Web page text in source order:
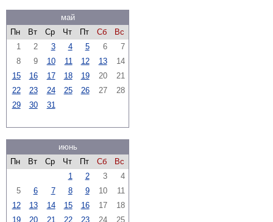
май
Пн
Вт Ср Чт Пт Сб
Вс
1
2 3 4 5 6
7
8
9 10 11 12 13
14
15
16 17 18 19 20
21
22
23 24 25 26 27
28
29
30 31
июнь
Пн
Вт Ср Чт Пт Сб
Вс
1
2 3
4
5
6 7 8 9 10
11
12
13 14 15 16 17
18
19
20 21 22 23 24
25